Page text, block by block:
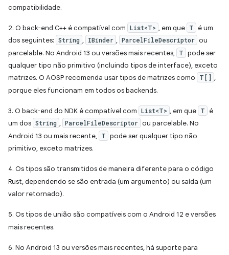
compatibilidade.
2. O back-end C++ é compatível com List<T> , em que T
é um
dos seguintes: String , IBinder , ParcelFileDescriptor ou
parcelable. No Android 13 ou versões mais recentes, T pode ser
qualquer tipo não primitivo (incluindo tipos de interface), exceto
matrizes. O AOSP recomenda usar tipos de matrizes como
T[] ,
porque eles funcionam em todos os backends.
3. O back-end do NDK é compatível com List<T> , em que T
é
um dos String , ParcelFileDescriptor ou parcelable. No
Android 13 ou mais recente, T pode ser qualquer tipo não
primitivo, exceto matrizes.
4. Os tipos são transmitidos de maneira diferente para o código
Rust, dependendo se são entrada (um argumento) ou saída (um
valor retornado).
5. Os tipos de união são compatíveis com o Android 12 e versões
mais recentes.
6. No Android 13 ou versões mais recentes, há suporte para